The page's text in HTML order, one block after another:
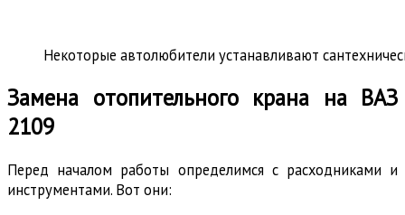
Некоторые автолюбители устанавливают
Замена отопительного крана на ВАЗ
2109
Перед началом работы определимся с расходниками и
инструментами. Вот они: